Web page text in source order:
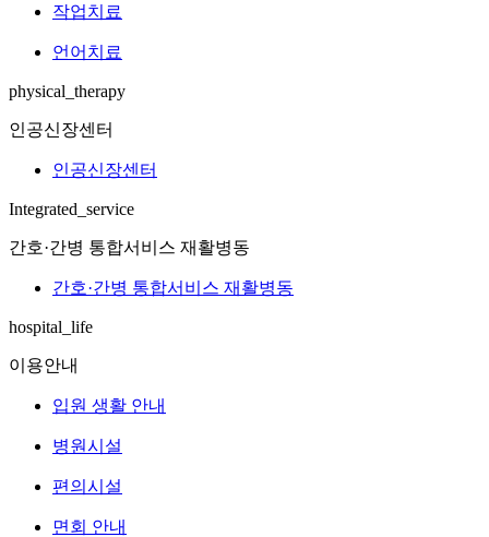
작업치료
언어치료
physical_therapy
인공신장센터
인공신장센터
Integrated_service
간호·간병 통합서비스 재활병동
간호·간병 통합서비스 재활병동
hospital_life
이용안내
입원 생활 안내
병원시설
편의시설
면회 안내